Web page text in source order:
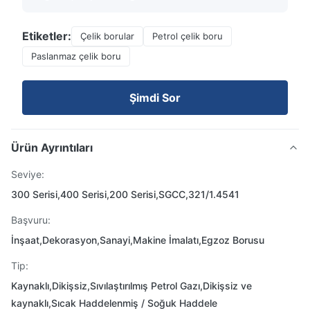
Etiketler: Çelik borular
Petrol çelik boru
Paslanmaz çelik boru
Şimdi Sor
Ürün Ayrıntıları
Seviye:
300 Serisi,400 Serisi,200 Serisi,SGCC,321/1.4541
Başvuru:
İnşaat,Dekorasyon,Sanayi,Makine İmalatı,Egzoz Borusu
Tip:
Kaynaklı,Dikişsiz,Sıvılaştırılmış Petrol Gazı,Dikişsiz ve
kaynaklı,Sıcak Haddelenmiş / Soğuk Haddele